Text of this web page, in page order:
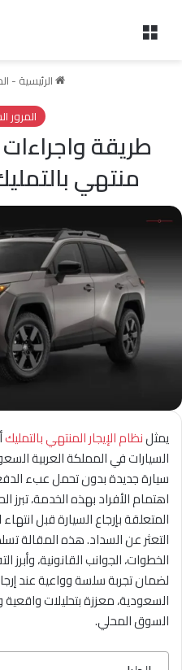
الرئيسية -
المرور
طريقة واجراءات
منتهي
يمثلنظام الإيجار المنتهي بالتمليك
السيارات في المملكة العربية
سيارة جديدة بدون تحمل عبء
اهتمام الأفراد بهذه الخدمة، تبرز
المتعلقة بإرجاع السيارة قبل
التعثر عن السداد. هذه
الخطوات، الجوانب القانونية، وأبرز
لضمان تجربة سلسة وواعية عند
السعودية، معززة بتحليلات
السوق المحلي.